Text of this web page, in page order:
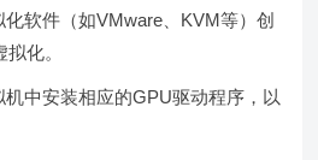
软件（如VMware、KVM等）创
化。
中安装相应的GPU驱动程序，以